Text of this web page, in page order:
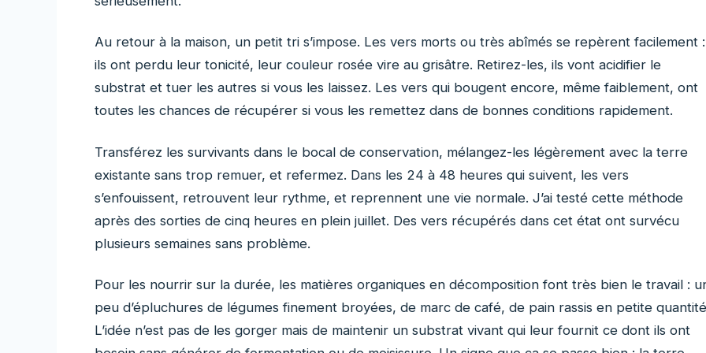
Au retour à la maison, un petit tri s’impose. Les vers morts ou très abîmés se repèrent facilement :
ils ont perdu leur tonicité, leur couleur rosée vire au grisâtre. Retirez-les, ils vont acidifier le
substrat et tuer les autres si vous les laissez. Les vers qui bougent encore, même faiblement, ont
toutes les chances de récupérer si vous les remettez dans de bonnes conditions rapidement.
Transférez les survivants dans le bocal de conservation, mélangez-les légèrement avec la terre
existante sans trop remuer, et refermez. Dans les 24 à 48 heures qui suivent, les vers
s’enfouissent, retrouvent leur rythme, et reprennent une vie normale. J’ai testé cette méthode
après des sorties de cinq heures en plein juillet. Des vers récupérés dans cet état ont survécu
plusieurs semaines sans problème.
Pour les nourrir sur la durée, les matières organiques en décomposition font très bien le travail :
peu d’épluchures de légumes finement broyées, de marc de café, de pain rassis en petite
L’idée n’est pas de les gorger mais de maintenir un substrat vivant qui leur fournit ce dont ils ont